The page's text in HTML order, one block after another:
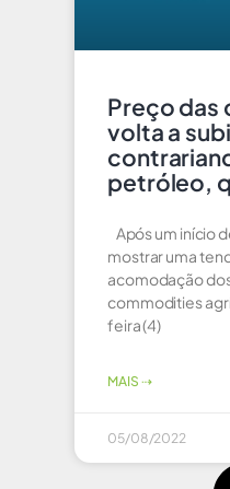
Preço das
volta a
petróleo,
Após um início
mostrar uma
acomodação
commodities
feira (4)
MAIS ⇢
05/08/2022